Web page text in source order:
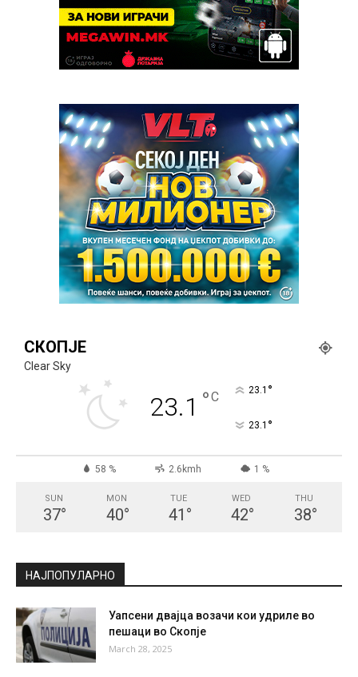
СКОПЈЕ
Clear Sky
23.1 °C 23.1 °
23.1 °
58 % 2.6kmh 1 %
SUN
37°
MON
40°
TUE
41 °
WED
42°
THU
38°
НАЈПОПУЛАРНО
Уапсени двајца возачи кои удриле во
пешаци во Скопје
March 28, 2025